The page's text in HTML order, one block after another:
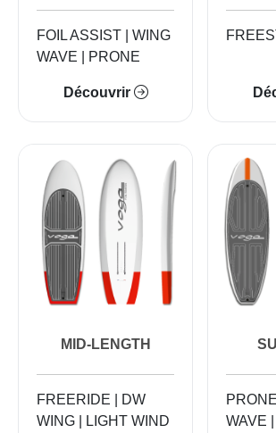
FOIL ASSIST | WING
WAVE | PRONE
Découvrir
MID-LENGTH
FREERIDE | DW
WING | LIGHT WIND
WAVE